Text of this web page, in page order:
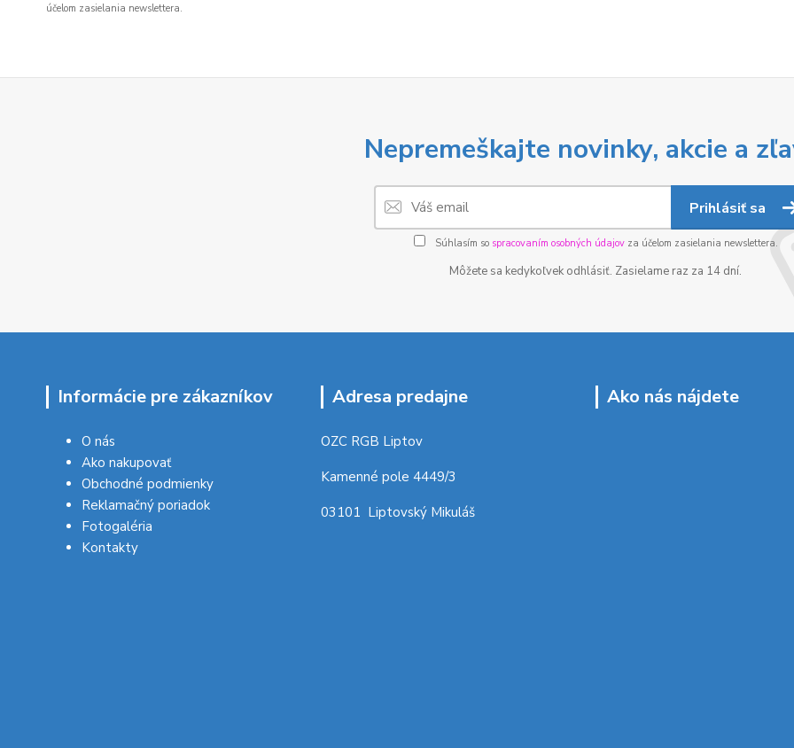
účelom zasielania newslettera.
Nepremeškajte novinky, akcie a
Prihlásiť sa
Súhlasím so spracovaním osobných údajovza účelom zasielania newslettera.
Môžete sa kedykoľvek odhlásiť. Zasielame raz za 14 dní.
Informácie pre zákazníkov
O nás
Ako nakupovať
Obchodné podmienky
Reklamačný poriadok
Fotogaléria
Kontakty
Adresa predajne
OZC RGB Liptov
Kamenné pole 4449/3
03101 Liptovský Mikuláš
Ako nás nájdete